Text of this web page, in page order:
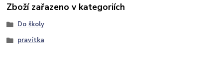
Zboží zařazeno v kategoriích
Do školy
pravítka